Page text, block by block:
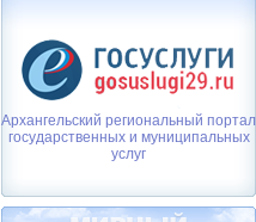
Архангельский региональный портал
государственных и муниципальных
услуг